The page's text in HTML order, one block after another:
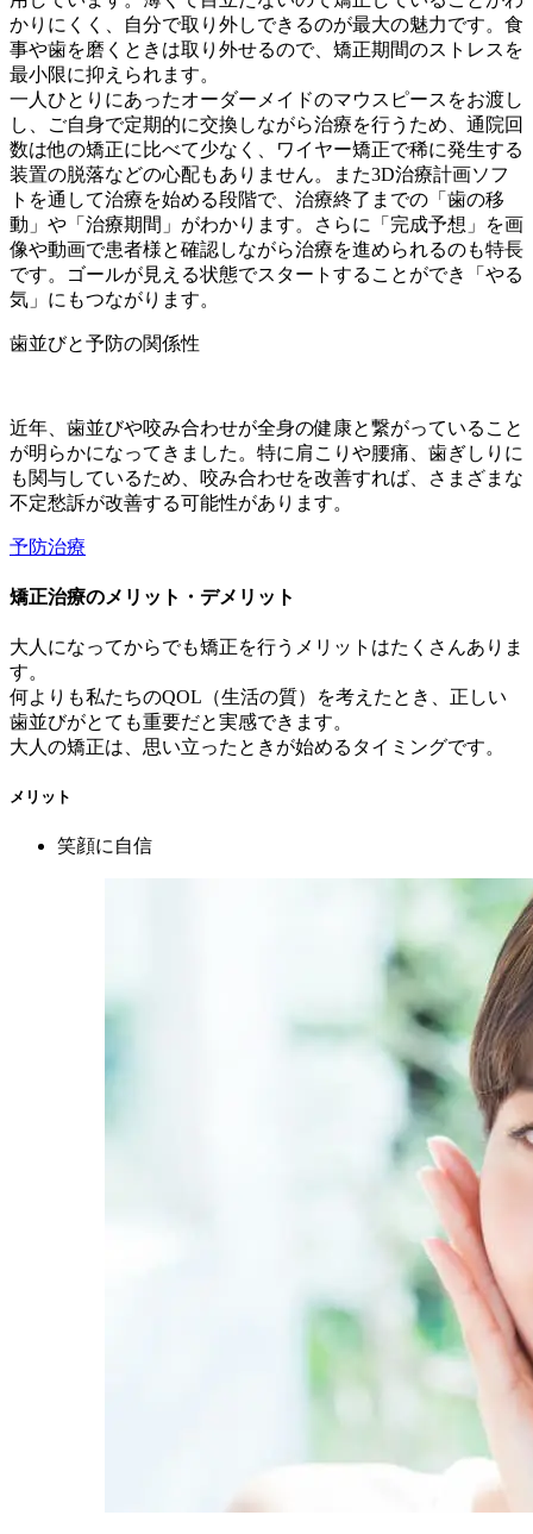
かりにくく、自分で取り外しできるのが最大の魅力です。食
事や歯を磨くときは取り外せるので、矯正期間のストレスを
最小限に抑えられます。
一人ひとりにあったオーダーメイドのマウスピースをお渡し
し、ご自身で定期的に交換しながら治療を行うため、通院回
数は他の矯正に比べて少なく、ワイヤー矯正で稀に発生する
装置の脱落などの心配もありません。また3D治療計画ソフ
トを通して治療を始める段階で、治療終了までの「歯の移
動」や「治療期間」がわかります。さらに「完成予想」を画
像や動画で患者様と確認しながら治療を進められるのも特長
です。ゴールが見える状態でスタートすることができ「やる
気」にもつながります。
歯並びと予防の関係性
近年、歯並びや咬み合わせが全身の健康と繋がっていること
が明らかになってきました。特に肩こりや腰痛、歯ぎしりに
も関与しているため、咬み合わせを改善すれば、さまざまな
不定愁訴が改善する可能性があります。
予防治療
矯正治療のメリット・デメリット
大人になってからでも矯正を行うメリットはたくさんありま
す。
何よりも私たちのQOL（生活の質）を考えたとき、正しい
歯並びがとても重要だと実感できます。
大人の矯正は、思い立ったときが始めるタイミングです。
メリット
笑顔に自信